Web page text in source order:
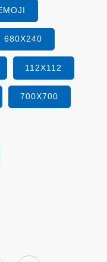
680X240
112X112
700X700